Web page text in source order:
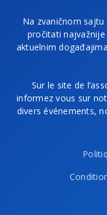
Na zvaničnom sajtu
pročitati
aktuelnim
Sur le site de
informez vous sur
divers événements,